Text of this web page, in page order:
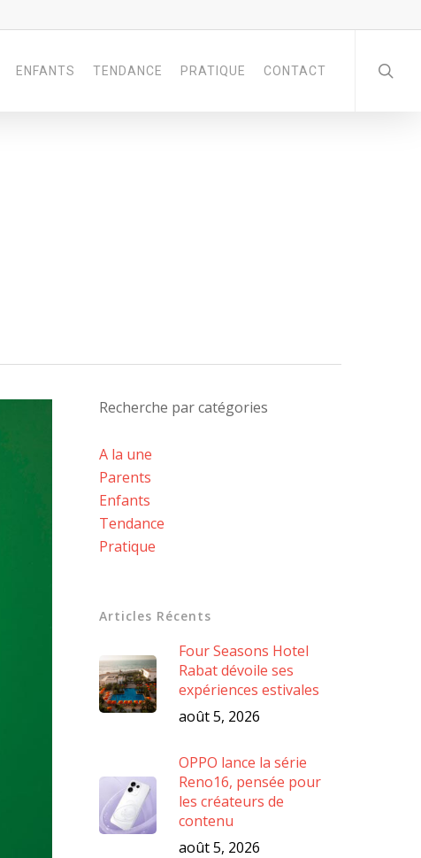
ENFANTS TENDANCE PRATIQUE CONTACT
Recherche par catégories
A la une
Parents
Enfants
Tendance
Pratique
Articles Récents
Four Seasons Hotel
Rabat dévoile ses
expériences estivales
août 5, 2026
OPPO lance la série
Reno16, pensée pour
les créateurs de
contenu
août 5, 2026